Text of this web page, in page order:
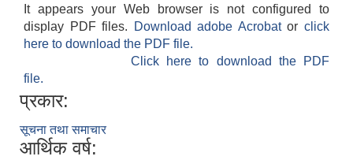
It appears your Web browser is not configured to
display PDF files.
Download adobe Acrobatorclick
here to download the PDF file.
Click here to download the PDF
file.
प्रकार:
सूचना तथा समाचार
आर्थिक वर्ष: